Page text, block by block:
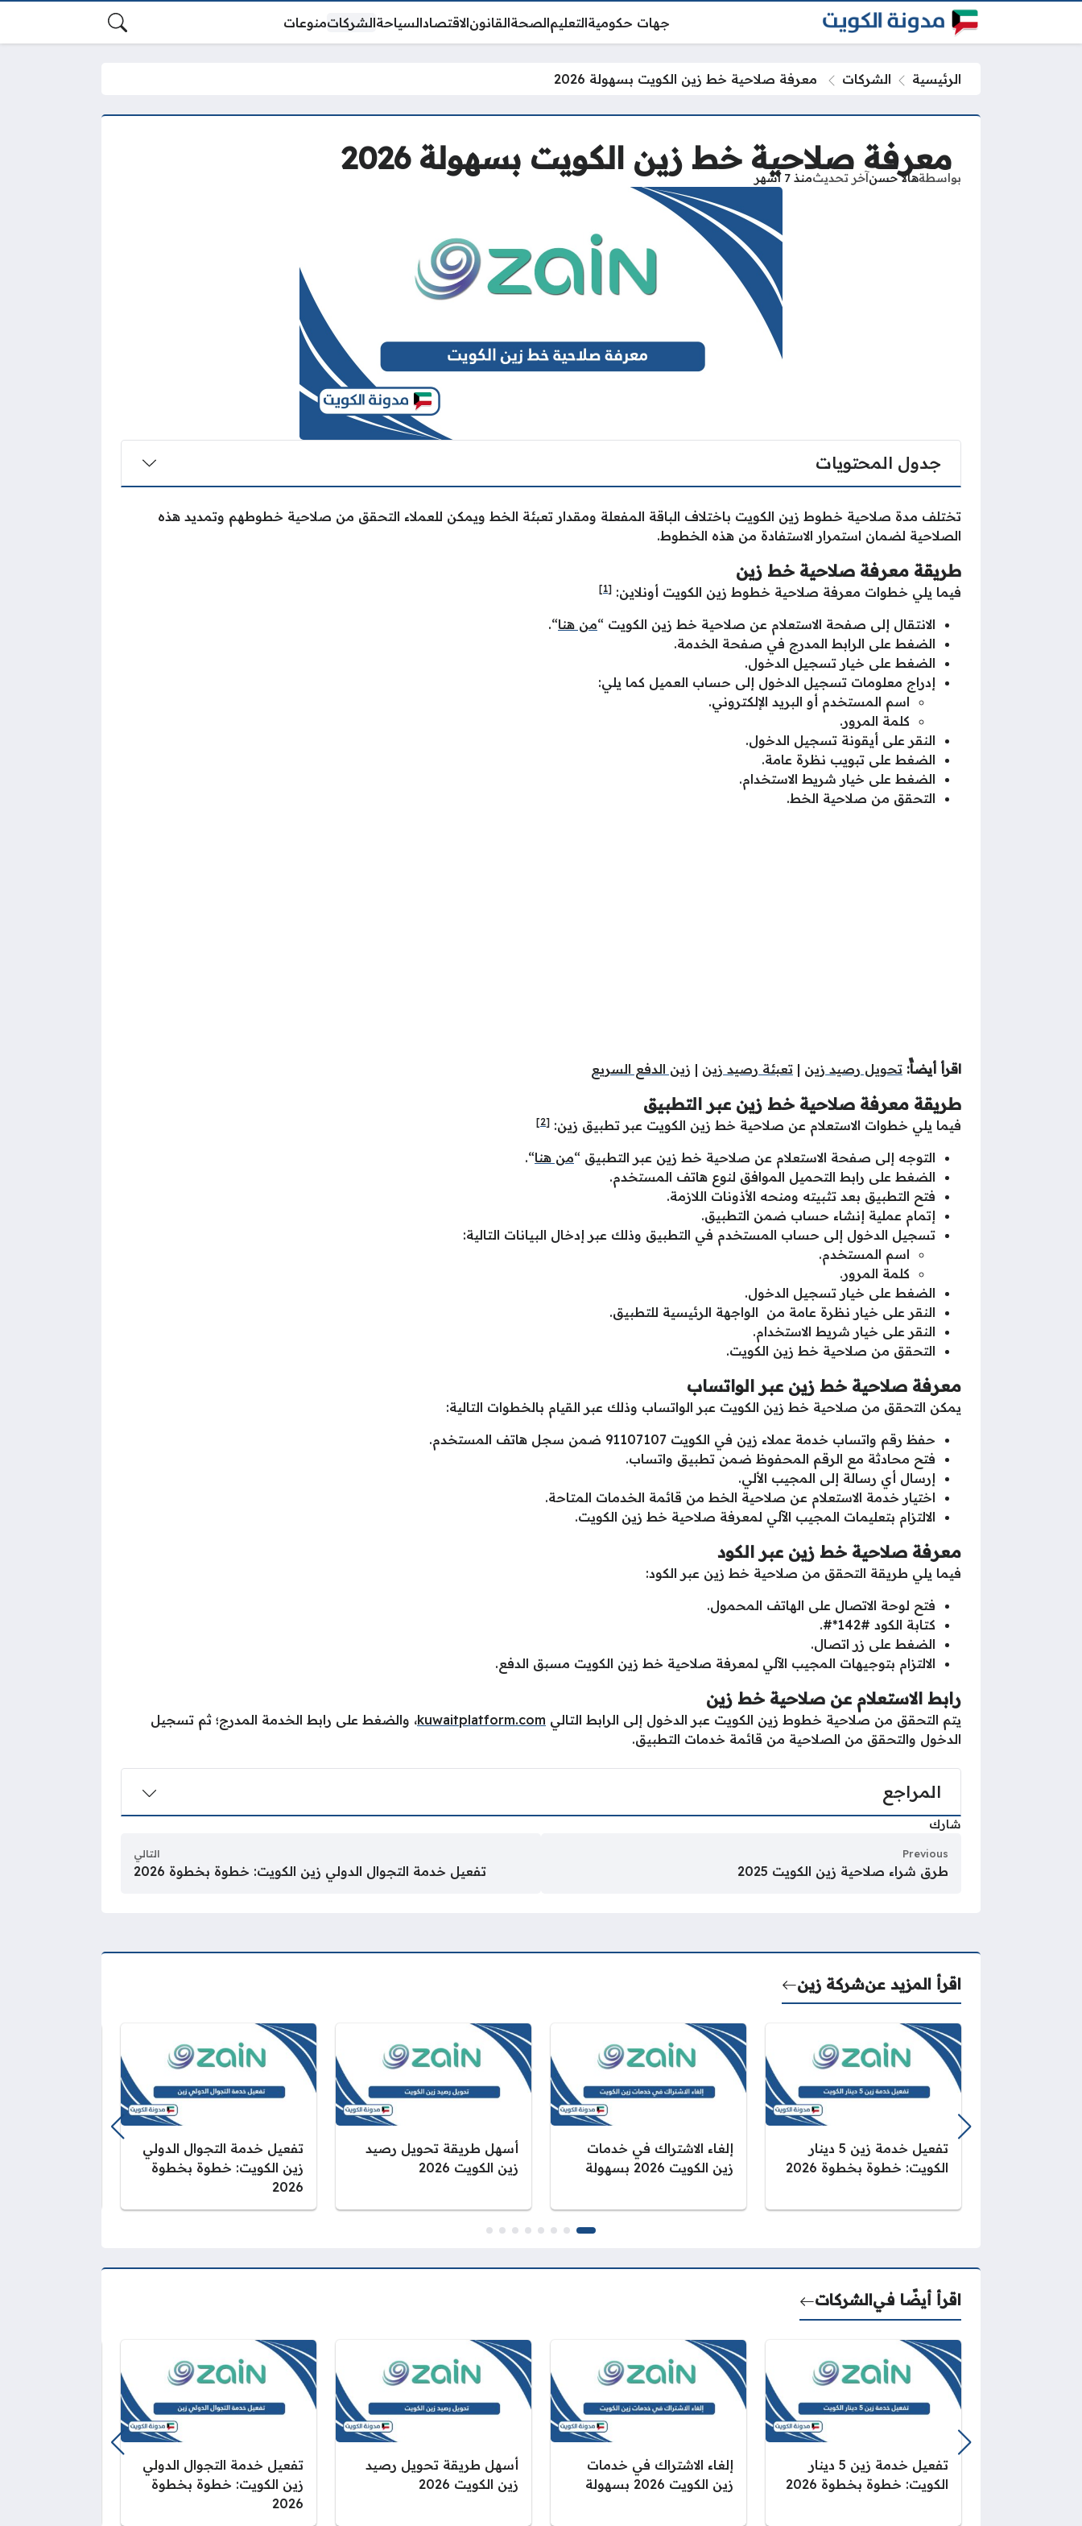
جهات حكوميةالتعليمالصحةالقانونالاقتصادالسياحةالشركاتمنوعات
الرئيسية الشركات معرفة صلاحية خط زين الكويت بسهولة 2026
معرفة صلاحية خط زين الكويت بسهولة 2026
بواسطةهالا حسنآخر تحديثمنذ 7 أشهر
جدول المحتويات
تختلف مدة صلاحية خطوط زين الكويت باختلاف الباقة المفعلة ومقدار تعبئة الخط ويمكن للعملاء التحقق من صلاحية خطوطهم وتمديد هذه
الصلاحية لضمان استمرار الاستفادة من هذه الخطوط.
طريقة معرفة صلاحية خط زين
فيما يلي خطوات معرفة صلاحية خطوط زين الكويت أونلاين: [1]
الانتقال إلى صفحة الاستعلام عن صلاحية خط زين الكويت “من هنا“.
الضغط على الرابط المدرج في صفحة الخدمة.
الضغط على خيار تسجيل الدخول.
إدراج معلومات تسجيل الدخول إلى حساب العميل كما يلي:
اسم المستخدم أو البريد الإلكتروني.
كلمة المرور.
النقر على أيقونة تسجيل الدخول.
الضغط على تبويب نظرة عامة.
الضغط على خيار شريط الاستخدام.
التحقق من صلاحية الخط.
اقرأ أيضاًً: تحويل رصيد زين | تعبئة رصيد زين | زين الدفع السريع
طريقة معرفة صلاحية خط زين عبر التطبيق
فيما يلي خطوات الاستعلام عن صلاحية خط زين الكويت عبر تطبيق زين: [2]
التوجه إلى صفحة الاستعلام عن صلاحية خط زين عبر التطبيق “من هنا“.
الضغط على رابط التحميل الموافق لنوع هاتف المستخدم.
فتح التطبيق بعد تثبيته ومنحه الأذونات اللازمة.
إتمام عملية إنشاء حساب ضمن التطبيق.
تسجيل الدخول إلى حساب المستخدم في التطبيق وذلك عبر إدخال البيانات التالية:
اسم المستخدم.
كلمة المرور.
الضغط على خيار تسجيل الدخول.
النقر على خيار نظرة عامة من الواجهة الرئيسية للتطبيق.
النقر على خيار شريط الاستخدام.
التحقق من صلاحية خط زين الكويت.
معرفة صلاحية خط زين عبر الواتساب
يمكن التحقق من صلاحية خط زين الكويت عبر الواتساب وذلك عبر القيام بالخطوات التالية:
حفظ رقم واتساب خدمة عملاء زين في الكويت 91107107 ضمن سجل هاتف المستخدم.
فتح محادثة مع الرقم المحفوظ ضمن تطبيق واتساب.
إرسال أي رسالة إلى المجيب الألي.
اختيار خدمة الاستعلام عن صلاحية الخط من قائمة الخدمات المتاحة.
الالتزام بتعليمات المجيب الآلي لمعرفة صلاحية خط زين الكويت.
معرفة صلاحية خط زين عبر الكود
فيما يلي طريقة التحقق من صلاحية خط زين عبر الكود:
فتح لوحة الاتصال على الهاتف المحمول.
كتابة الكود #142*#.
الضغط على زر اتصال.
الالتزام بتوجيهات المجيب الآلي لمعرفة صلاحية خط زين الكويت مسبق الدفع.
رابط الاستعلام عن صلاحية خط زين
يتم التحقق من صلاحية خطوط زين الكويت عبر الدخول إلى الرابط التالي kuwaitplatform.com، والضغط على رابط الخدمة المدرج؛ ثم تسجيل
الدخول والتحقق من الصلاحية من قائمة خدمات التطبيق.
المراجع
شارك
Previous
طرق شراء صلاحية زين الكويت 2025
التالي
تفعيل خدمة التجوال الدولي زين الكويت: خطوة بخطوة 2026
اقرأ المزيد عنشركة زين
تفعيل خدمة زين 5 دينار
الكويت: خطوة بخطوة 2026
إلغاء الاشتراك في خدمات
زين الكويت 2026 بسهولة
أسهل طريقة تحويل رصيد
زين الكويت 2026
تفعيل خدمة التجوال الدولي
زين الكويت: خطوة بخطوة
2026
اقرأ أيضًا فيالشركات
تفعيل خدمة زين 5 دينار
الكويت: خطوة بخطوة 2026
إلغاء الاشتراك في خدمات
زين الكويت 2026 بسهولة
أسهل طريقة تحويل رصيد
زين الكويت 2026
تفعيل خدمة التجوال الدولي
زين الكويت: خطوة بخطوة
2026